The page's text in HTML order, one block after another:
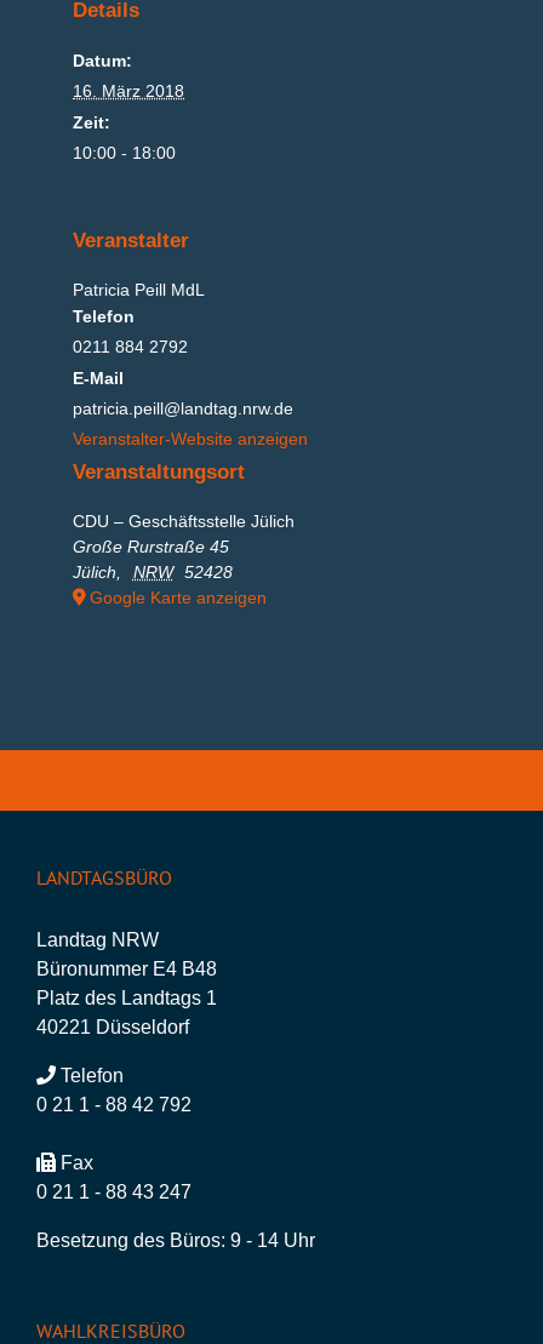
Details
Datum:
16. März 2018
Zeit:
10:00 - 18:00
Veranstaltungsort
CDU – Geschäftsstelle Jülich
Große Rurstraße 45
Jülich
NRW 52428
Google Karte anzeigen
Veranstalter
Patricia Peill MdL
Telefon
0211 884 2792
E-Mail
patricia.peill@landtag.nrw.de
Veranstalter-Website anzeigen
LANDTAGSBÜRO
Landtag NRW
Büronummer E4 B48
Platz des Landtags 1
40221 Düsseldorf
Telefon
0 21 1 - 88 42 792
Fax
0 21 1 - 88 43 247
Besetzung des Büros: 9 - 14 Uhr
WAHLKREISBÜRO